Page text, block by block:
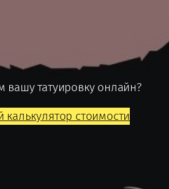
вашу татуировку онлайн?
калькулятор стоимости